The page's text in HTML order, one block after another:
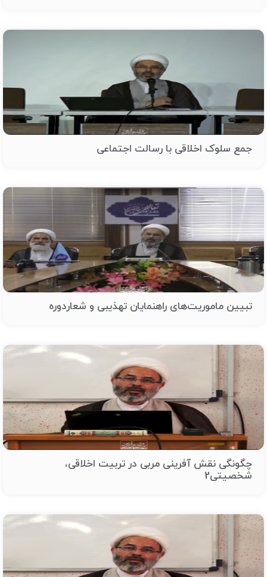
جمع سلوک اخلاقی با رسالت اجتماعی
تبیین ماموریت‌های راهنمایان تهذیبی و شعاردوره
چگونگی نقش آفرینی مربی در تربیت اخلاقی،
شخصیتی2